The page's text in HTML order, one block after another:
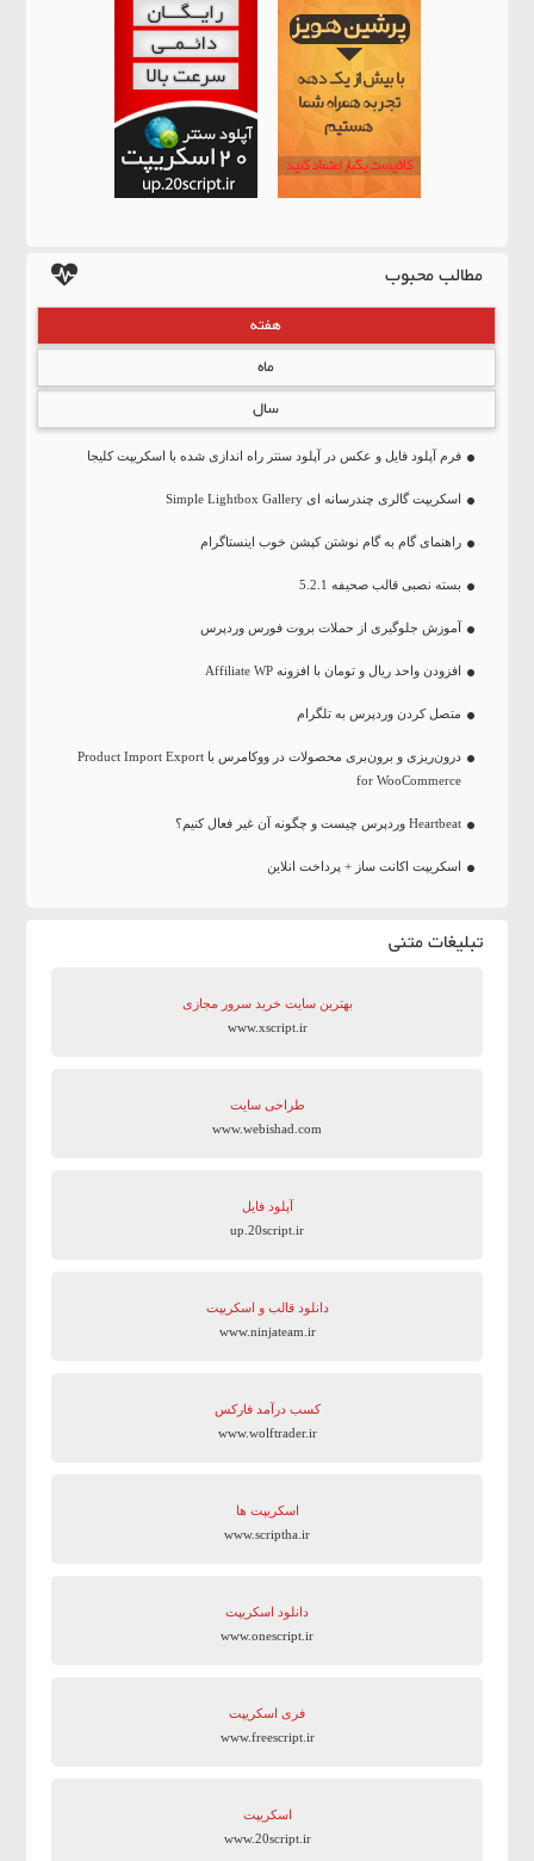
مطالب محبوب
هفته
ماه
سال
فرم آپلود فایل و عکس در آپلود سنتر راه اندازی شده با اسکریپت کلیجا
اسکریپت گالری چندرسانه ای Simple Lightbox Gallery
راهنمای گام به گام نوشتن کپشن خوب اینستاگرام
بسته نصبی قالب صحیفه 5.2.1
آموزش جلوگیری از حملات بروت فورس وردپرس
افزودن واحد ریال و تومان با افزونه Affiliate WP
متصل کردن وردپرس به تلگرام
درون‌ریزی و برون‌بری محصولات در ووکامرس با Product Import Export
for WooCommerce
Heartbeat وردپرس چیست و چگونه آن غیر فعال کنیم؟
اسکریپت اکانت ساز + پرداخت انلاین
تبلیغات متنی
بهترین سایت‌ خرید سرور مجازی
www.xscript.ir
طراحی سایت
www.webishad.com
آپلود فایل
up.20script.ir
دانلود قالب و اسکریپت
www.ninjateam.ir
کسب درآمد فارکس
www.wolftrader.ir
اسکریپت ها
www.scriptha.ir
دانلود اسکریپت
www.onescript.ir
فری اسکریپت
www.freescript.ir
اسکریپت
www.20script.ir